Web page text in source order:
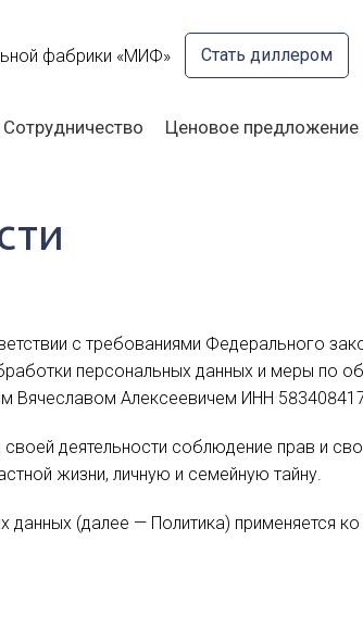
фабрики «МИФ» Стать диллером
Сотрудничество Ценовое предложение
с требованиями Федерального
персональных данных и меры по
Вячеславом Алексеевичем ИНН
деятельности соблюдение прав и
жизни, личную и семейную тайну.
(далее — Политика) применяется